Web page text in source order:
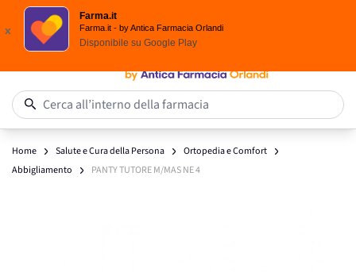
Spedizione
x
Farma.it
Farma.it - by Antica Farmacia Orlandi
Disponibile su Google Play
Salta al contenuto
Cerca all’interno della farmacia
Home Salute e Cura della Persona
Ortopedia e Comfort
Abbigliamento
PANTY TUTORE M/MAS NE 4